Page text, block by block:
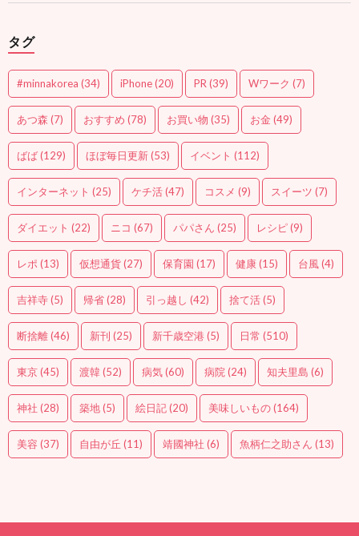
タグ
#minnakorea (34) iPhone(20) PR (39) Wワーク (7)
あつ森 (7) おすすめ (78) お買い物 (35) お金 (49)
ばば(129) ほぼ毎日更新(53) イベント (112)
インターネット (25) ケチ活(47) コスメ (9) スイーツ (7)
ダイエット (22) ニコ (67) パパさん (25) レシピ(9)
レポ (13) 仮想通貨(27) 保育園 (17) 健康(15) 台風(4)
吉祥寺(5) 帰省(28) 引っ越し (42) 捨て活(5)
断捨離(46) 新刊 (25) 新千歳空港(5) 日常 (510)
東京(45) 渡韓(52) 病気(60) 病院 (24) 知夫里島 (6)
神社 (28) 築地(5) 絵日記(20) 美味しいもの(164)
美容 (37) 自由が丘 (11) 靖國神社 (6) 魚柄仁之助さん (13)